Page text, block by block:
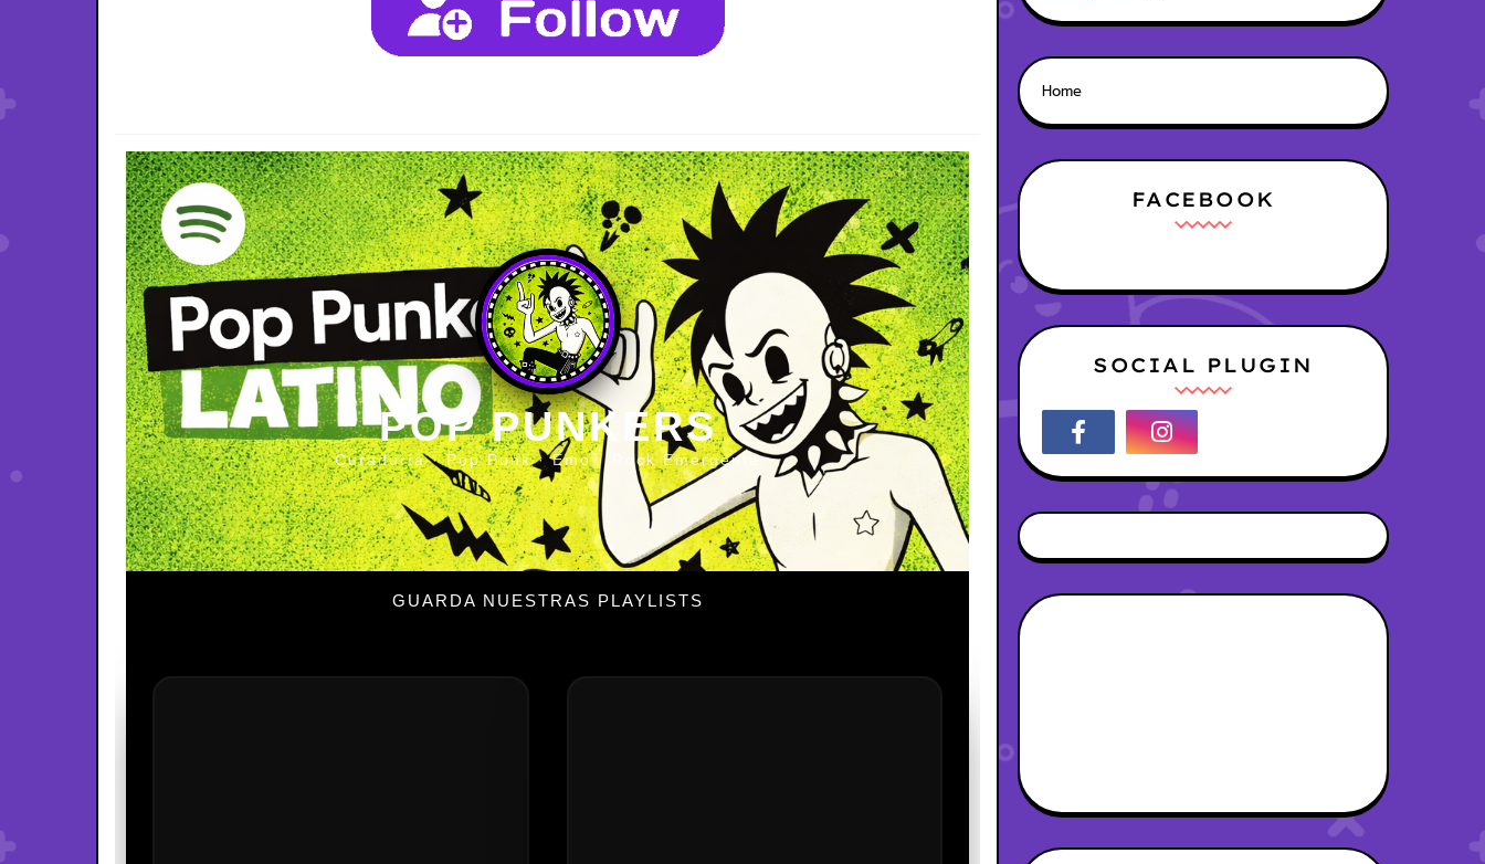
POP PUNKERS
Curaduría · Pop Punk · Emo · Rock Emergente
GUARDA NUESTRAS PLAYLISTS
Home
FACEBOOK
SOCIAL PLUGIN